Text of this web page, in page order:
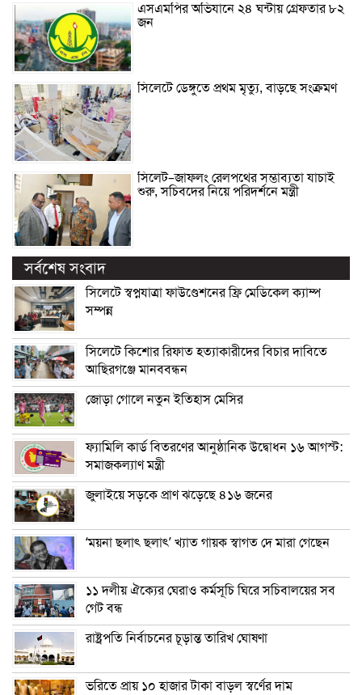
এসএমপির অভিযানে ২৪ ঘন্টায় গ্রেফতার ৮২
জন
সিলেটে ডেঙ্গুতে প্রথম মৃত্যু, বাড়ছে সংক্রমণ
সিলেট–জাফলং রেলপথের সম্ভাব্যতা যাচাই
শুরু, সচিবদের নিয়ে পরিদর্শনে মন্ত্রী
সর্বশেষ সংবাদ
সিলেটে স্বপ্নযাত্রা ফাউণ্ডেশনের ফ্রি মেডিকেল ক্যাম্প
সম্পন্ন
সিলেটে কিশোর রিফাত হত্যাকারীদের বিচার দাবিতে
আছিরগঞ্জে মানববন্ধন
জোড়া গোলে নতুন ইতিহাস মেসির
ফ্যামিলি কার্ড বিতরণের আনুষ্ঠানিক উদ্বোধন ১৬ আগস্ট:
সমাজকল্যাণ মন্ত্রী
জুলাইয়ে সড়কে প্রাণ ঝড়েছে ৪১৬ জনের
‘ময়না ছলাৎ ছলাৎ’ খ্যাত গায়ক স্বাগত দে মারা গেছেন
১১ দলীয় ঐক্যের ঘেরাও কর্মসূচি ঘিরে সচিবালয়ের সব
গেট বন্ধ
রাষ্ট্রপতি নির্বাচনের চূড়ান্ত তারিখ ঘোষণা
ভরিতে প্রায় ১০ হাজার টাকা বাড়ল স্বর্ণের দাম